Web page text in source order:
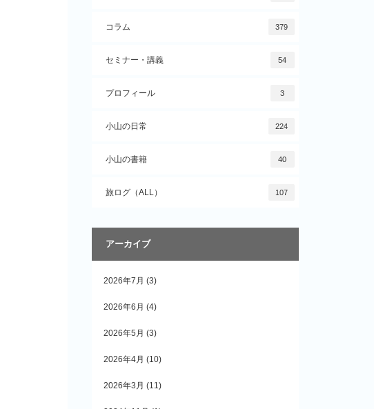
コラム 379
セミナー・講義 54
プロフィール 3
小山の日常 224
小山の書籍 40
旅ログ（ALL） 107
アーカイブ
2026年7月 (3)
2026年6月 (4)
2026年5月 (3)
2026年4月 (10)
2026年3月 (11)